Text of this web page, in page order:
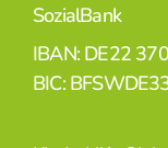
SozialBank
IBAN: DE22
BIC: